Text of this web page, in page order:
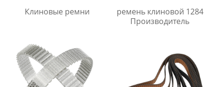
Клиновые ремни
ремень клиновой 1284
Производитель